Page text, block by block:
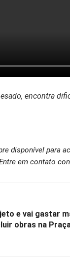
encontra
disponível para
em contato
e vai gastar
obras na